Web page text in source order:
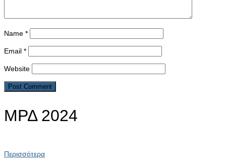
Name *
Email *
Website
ΜΡΔ 2024
Περισσότερα